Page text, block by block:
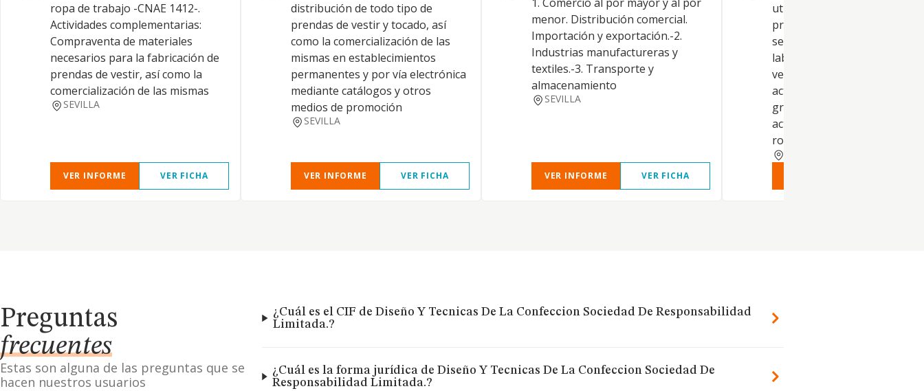
ropa de trabajo -CNAE 1412-.
Actividades complementarias:
Compraventa de materiales
necesarios para la fabricación de
prendas de vestir, así como la
comercialización de las mismas
SEVILLA
VER INFORME VER FICHA
distribución de todo tipo de
prendas de vestir y tocado, así
como la comercialización de las
mismas en establecimientos
permanentes y por vía electrónica
mediante catálogos y otros
medios de promoción
SEVILLA
VER INFORME VER FICHA
menor. Distribución comercial.
Importación y exportación.-2.
Industrias manufactureras y
textiles.-3. Transporte y
almacenamiento
SEVILLA
VER INFORME VER FICHA
utiliza para la fabricación de
prendas de vestir diseñadas
ser utilizadas en un entorno
laboral, como uniformes y
vestimenta oficial similar.
actividades de impresión y
gráficas: Este código cubre la
actividad de serigrafía, la
rotulación.
Preguntas
frecuentes
Estas son alguna de las preguntas que se
hacen nuestros usuarios
¿Cuál es el CIF de Diseño Y Tecnicas De La Confeccion Sociedad De Responsabilidad
Limitada.?
¿Cuál es la forma jurídica de Diseño Y Tecnicas De La Confeccion Sociedad De
Responsabilidad Limitada.?